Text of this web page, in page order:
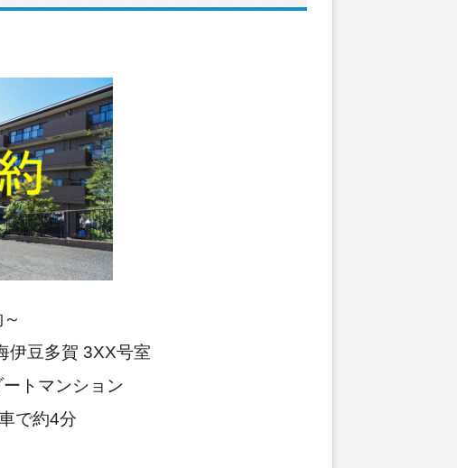
伊豆多賀 3XX号室
トマンション
で約4分